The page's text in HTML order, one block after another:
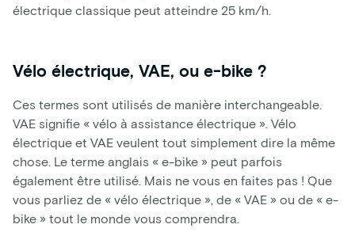
électrique classique peut atteindre 25 km/h.
Vélo électrique, VAE, ou e-bike ?
Ces termes sont utilisés de manière interchangeable.
VAE signifie « vélo à assistance électrique ». Vélo
électrique et VAE veulent tout simplement dire la même
chose. Le terme anglais « e-bike » peut parfois
également être utilisé. Mais ne vous en faites pas ! Que
vous parliez de « vélo électrique », de « VAE » ou de « e-
bike » tout le monde vous comprendra.